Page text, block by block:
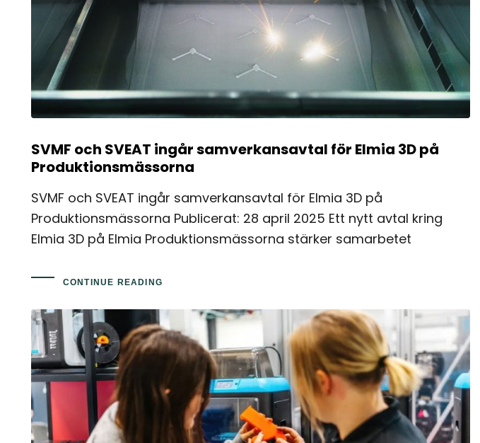
SVMF och SVEAT ingår samverkansavtal för Elmia 3D på
Produktionsmässorna
SVMF och SVEAT ingår samverkansavtal för Elmia 3D på
Produktionsmässorna Publicerat: 28 april 2025 Ett nytt avtal kring
Elmia 3D på Elmia Produktionsmässorna stärker samarbetet
CONTINUE READING